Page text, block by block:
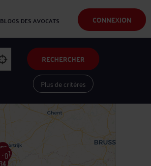
CONNEXION
BLOGS DES AVOCATS
RECHERCHER
Plus de critères
Voir les avocats sur une carte